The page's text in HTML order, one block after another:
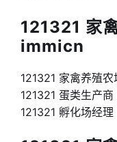
121321 家
immicn
121321 家禽养殖
121321 蛋类生产
121321 孵化场经